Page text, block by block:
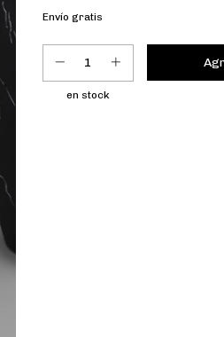
Envío gratis
en stock